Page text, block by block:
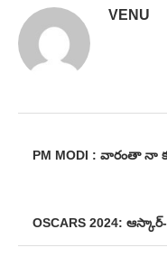
VENU
PM MODI : వారంతా నా
OSCARS 2024: